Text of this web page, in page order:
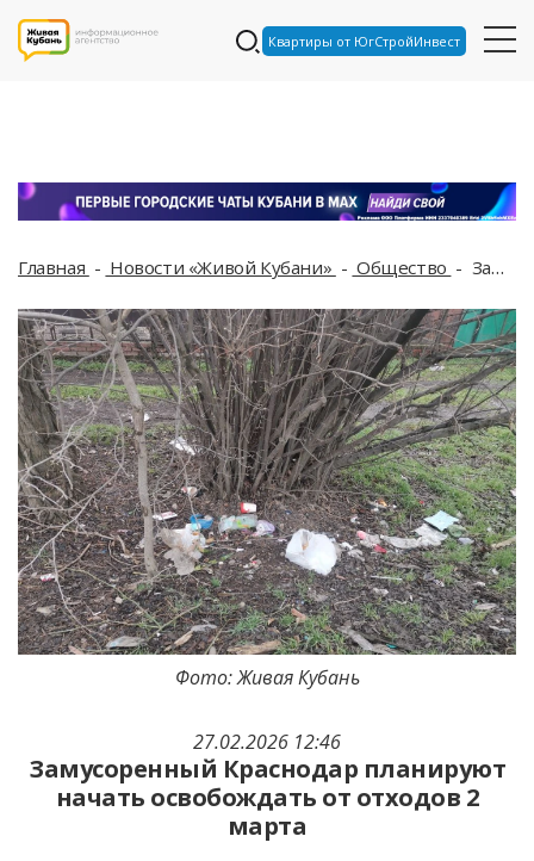
Квартиры от ЮгСтройИнвест
Главная Новости «Живой Кубани» Общество Замусоренный Краснодар планируют начать освобождать от отходов 2 марта
27.02.2026 12:46
Замусоренный Краснодар планируют
начать освобождать от отходов 2
марта
Фото: Живая Кубань